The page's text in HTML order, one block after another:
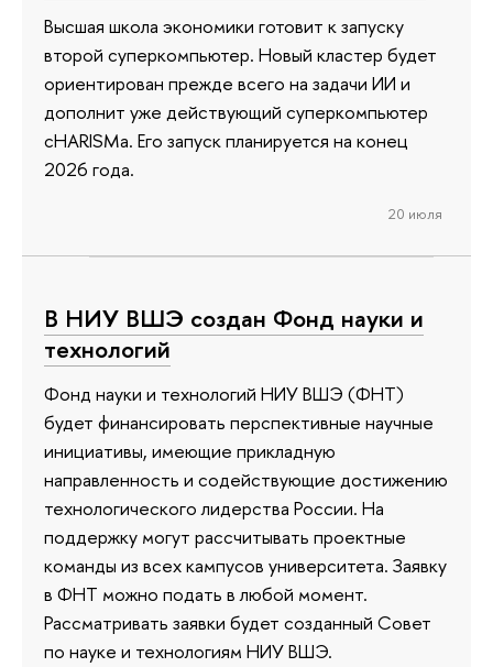
Высшая школа экономики готовит к запуску
второй суперкомпьютер. Новый кластер будет
ориентирован прежде всего на задачи ИИ и
дополнит уже действующий суперкомпьютер
cHARISMa. Его запуск планируется на конец
2026 года.
20 июля
В НИУ ВШЭ создан Фонд науки и
технологий
Фонд науки и технологий НИУ ВШЭ (ФНТ)
будет финансировать перспективные научные
инициативы, имеющие прикладную
направленность и содействующие достижению
технологического лидерства России. На
поддержку могут рассчитывать проектные
команды из всех кампусов университета. Заявку
в ФНТ можно подать в любой момент.
Рассматривать заявки будет созданный Совет
по науке и технологиям НИУ ВШЭ.